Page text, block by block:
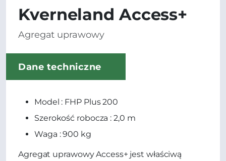
Kverneland Access+
Agregat uprawowy
Dane techniczne
Model : FHP Plus 200
Szerokość robocza : 2,0 m
Waga : 900 kg
Agregat uprawowy Access+ jest właściwą